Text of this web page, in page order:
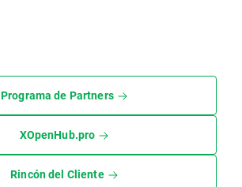
Programa de Partners
XOpenHub.pro
Rincón del Cliente